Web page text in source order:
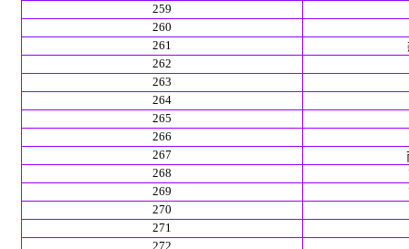
259
260
261
262
263
264
265
266
267
268
269
270
271
272